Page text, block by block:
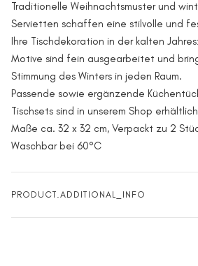
Traditionelle Weihnachtsmuster und
Servietten schaffen eine stilvolle und
Ihre Tischdekoration in der kalten
Motive sind fein ausgearbeitet und
Stimmung des Winters in jeden Raum.
Passende sowie ergänzende
Tischsets sind in unserem Shop
Maße ca. 32 x 32 cm, Verpackt zu 2
Waschbar bei 60°C
PRODUCT.ADDITIONAL_INFO